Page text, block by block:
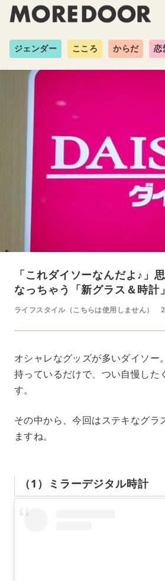
ジェンダー こころ からだ 恋
「これダイソーなんだよ♪」
なっちゃう「新グラス＆時計」
ライフスタイル（こちらは使用しません）
オシャレなグッズが多いダイソー。
持っているだけで、つい自慢した
す。
その中から、今回はステキなグラ
ますね。
（1）ミラーデジタル時計